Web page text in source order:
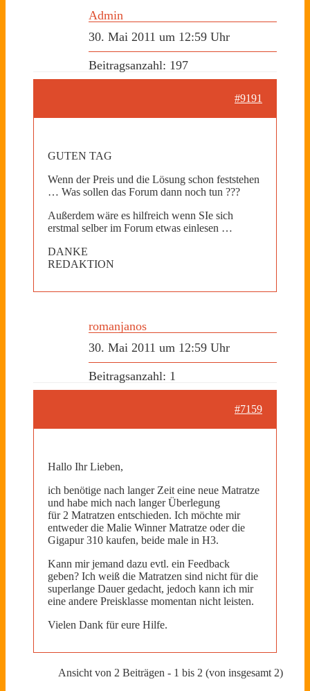
Admin
30. Mai 2011 um 12:59 Uhr
Beitragsanzahl: 197
#9191
GUTEN TAG
Wenn der Preis und die Lösung schon feststehen
… Was sollen das Forum dann noch tun ???
Außerdem wäre es hilfreich wenn SIe sich
erstmal selber im Forum etwas einlesen …
DANKE
REDAKTION
romanjanos
30. Mai 2011 um 12:59 Uhr
Beitragsanzahl: 1
#7159
Hallo Ihr Lieben,
ich benötige nach langer Zeit eine neue Matratze
und habe mich nach langer Überlegung
für 2 Matratzen entschieden. Ich möchte mir
entweder die Malie Winner Matratze oder die
Gigapur 310 kaufen, beide male in H3.
Kann mir jemand dazu evtl. ein Feedback
geben? Ich weiß die Matratzen sind nicht für die
superlange Dauer gedacht, jedoch kann ich mir
eine andere Preisklasse momentan nicht leisten.
Vielen Dank für eure Hilfe.
Ansicht von 2 Beiträgen - 1 bis 2 (von insgesamt 2)